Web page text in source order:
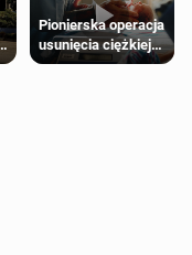
Pionierska operacja
usunięcia ciężkiej
wady wrodzonej